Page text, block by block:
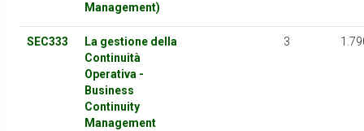
Management)
SEC333
La gestione della
Continuità
Operativa -
Business
Continuity
Management
3